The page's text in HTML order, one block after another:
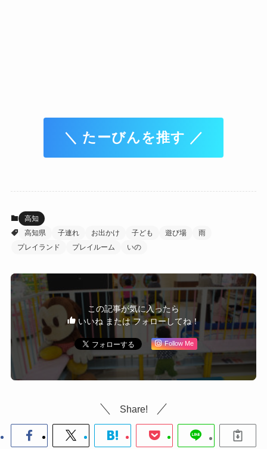
＼ たーびんを推す ／
高知
高知県
子連れ お出かけ 子ども 遊び場
雨
プレイランド
プレイルーム いの
この記事が気に入ったら
いいね または フォローしてね！
Follow Me
Share!